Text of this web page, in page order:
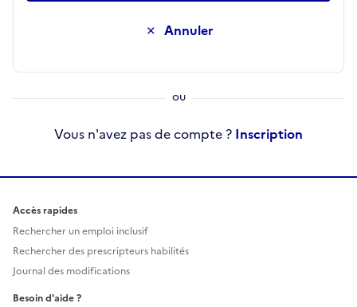
Annuler
Vous n'avez pas de compte ? Inscription
Accès rapides
Rechercher un emploi inclusif
Rechercher des prescripteurs habilités
Journal des modifications
Besoin d'aide ?